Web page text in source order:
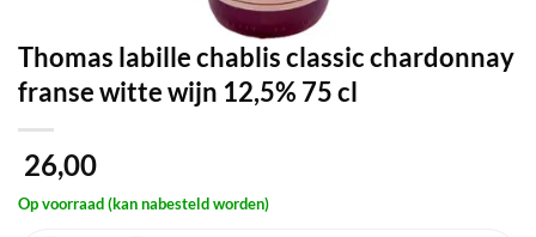
Thomas labille chablis classic chardonnay
franse witte wijn 12,5% 75 cl
26,00
Op voorraad (kan nabesteld worden)